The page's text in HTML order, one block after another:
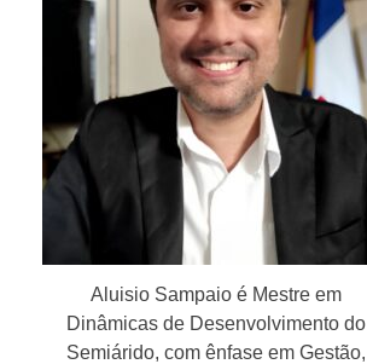
Aluisio Sampaio é Mestre em
Dinâmicas de Desenvolvimento do
Semiárido, com ênfase em Gestão,